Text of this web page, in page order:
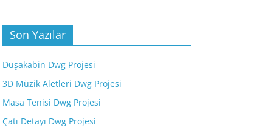
Son Yazılar
Duşakabin Dwg Projesi
3D Müzik Aletleri Dwg Projesi
Masa Tenisi Dwg Projesi
Çatı Detayı Dwg Projesi